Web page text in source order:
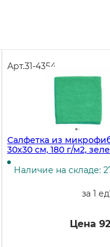
Арт.31-4354
Салфетка из
30х30 см, 180 г/м2,
штук
Наличие на складе:
за 1 ед
Цена